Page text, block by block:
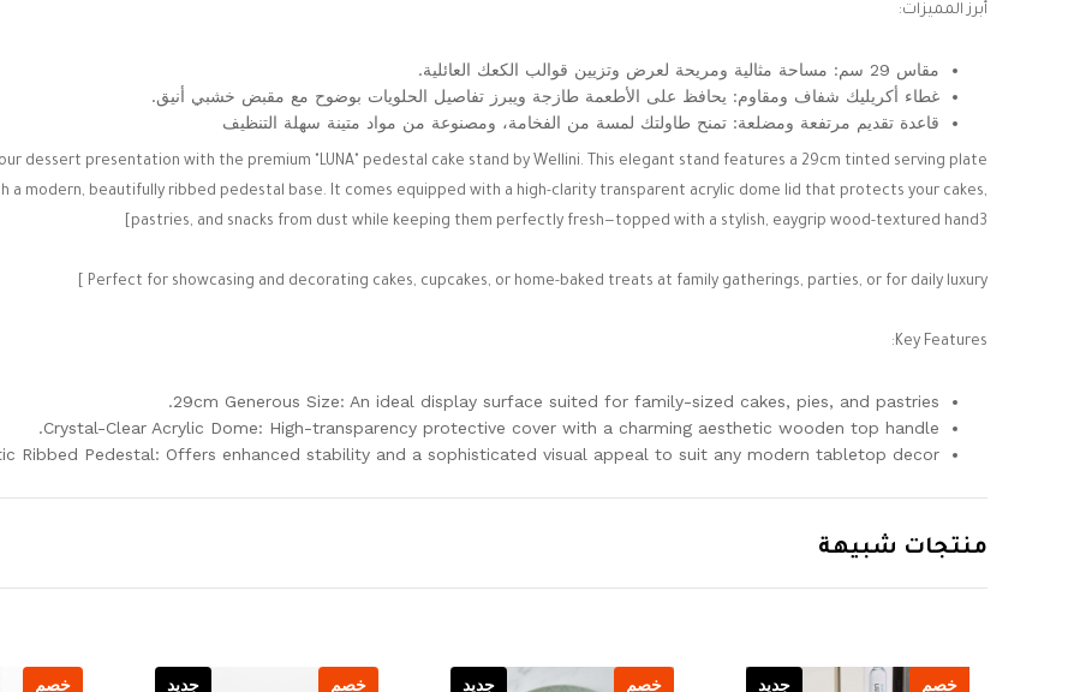
أبرز المميزات:
مقاس 29 سم:
مساحة مثالية ومريحة لعرض وتزيين قوالب الكعك العائلية.
غطاء أكريليك شفاف ومقاوم: يحافظ على الأطعمة طازجة ويبرز تفاصيل الحلويات بوضوح مع مقبض خشبي أنيق.
قاعدة تقديم مرتفعة ومضلعة: تمنح طاولتك لمسة من الفخامة، ومصنوعة من مواد متينة سهلة التنظيف
dessert presentation with the premium "LUNA" pedestal cake stand by Wellini. This elegant stand features a 29cm tinted serving plate
a modern, beautifully ribbed pedestal base. It comes equipped with a high-clarity transparent acrylic dome lid that protects your cakes,
pastries, and snacks from dust while keeping them perfectly fresh—topped with a stylish, eaygrip wood-textured hand3
]
Perfect for showcasing and decorating cakes, cupcakes, or home-baked treats at family gatherings, parties, or for daily luxury ]
Key Features:
29cm Generous Size: An ideal display surface suited for family-sized cakes, pies, and pastries.
Crystal-Clear Acrylic Dome: High-transparency protective cover with a charming aesthetic wooden top handle.
Ribbed Pedestal: Offers enhanced stability and a sophisticated visual appeal to suit any modern tabletop decor.
منتجات شبيهة
خصم جديد خصم جديد خصم جديد خصم